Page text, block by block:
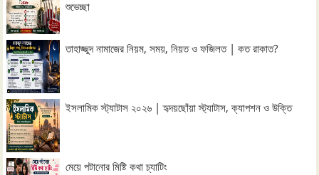
শুভেচ্ছা
তাহাজ্জুদ নামাজের নিয়ম, সময়, নিয়ত ও ফজিলত | কত রাকাত?
ইসলামিক স্ট্যাটাস ২০২৬ | হৃদয়ছোঁয়া স্ট্যাটাস, ক্যাপশন ও উক্তি
মেয়ে পটানোর মিষ্টি কথা চ্যাটিং